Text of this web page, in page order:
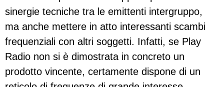
sinergie tecniche tra le emittenti intergruppo,
ma anche mettere in atto interessanti scambi
frequenziali con altri soggetti. Infatti, se Play
Radio non si è dimostrata in concreto un
prodotto vincente, certamente dispone di un